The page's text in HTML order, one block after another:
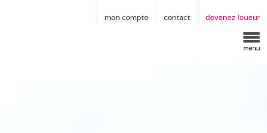
devenez loueur
contact
mon compte
menu